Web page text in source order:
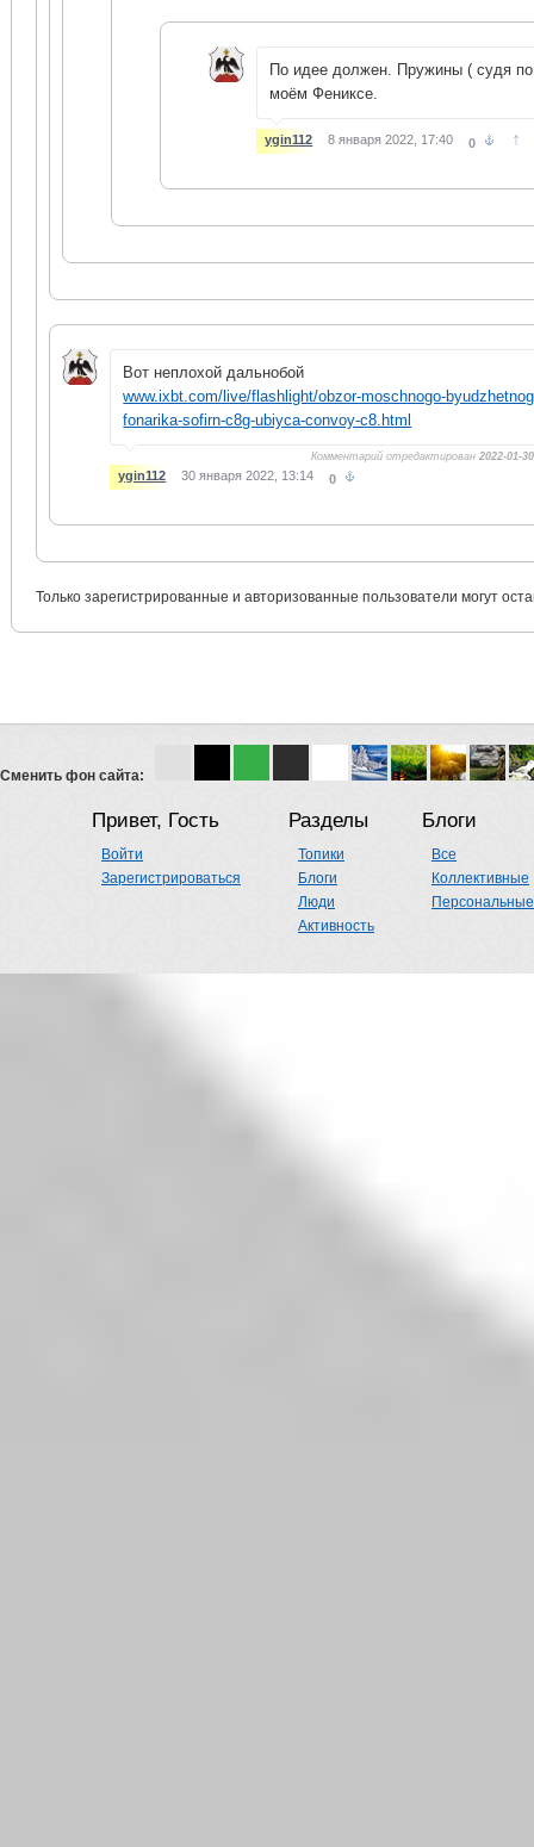
По идее должен. Пружины ( судя по
моём Фениксе.
ygin112 8 января 2022, 17:40 0 ↑
Вот неплохой дальнобой
www.ixbt.com/live/flashlight/obzor-moschnogo-
fonarika-sofirn-c8g-ubiyca-convoy-c8.html
Комментарий отредактирован2022-01-
ygin112 30 января 2022, 13:14 0
Только зарегистрированные и авторизованные пользователи могут
Сменить фон сайта:
Привет, Гость
Войти
Зарегистрироваться
Разделы
Топики
Блоги
Люди
Активность
Блоги
Все
Коллективные
Персональные